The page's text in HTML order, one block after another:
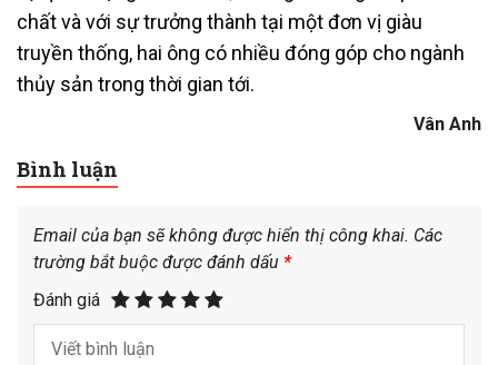
chất và với sự trưởng thành tại một đơn vị giàu
truyền thống, hai ông có nhiều đóng góp cho ngành
thủy sản trong thời gian tới.
Vân Anh
Bình luận
Email của bạn sẽ không được hiển thị công khai. Các
trường bắt buộc được đánh dấu *
Đánh giá